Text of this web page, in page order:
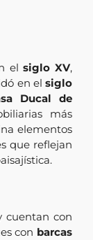
elsiglo XV,
en el siglo
Ducal de
más
elementos
que reflejan
cuentan con
con barcas